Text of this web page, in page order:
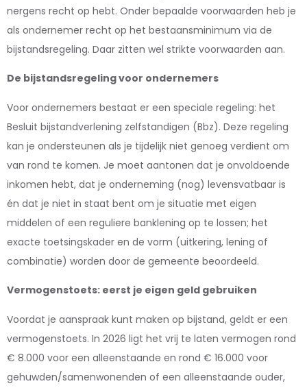
nergens recht op hebt. Onder bepaalde voorwaarden heb je
als ondernemer recht op het bestaansminimum via de
bijstandsregeling. Daar zitten wel strikte voorwaarden aan.
De bijstandsregeling voor ondernemers
Voor ondernemers bestaat er een speciale regeling: het
Besluit bijstandverlening zelfstandigen (Bbz). Deze regeling
kan je ondersteunen als je tijdelijk niet genoeg verdient om
van rond te komen. Je moet aantonen dat je onvoldoende
inkomen hebt, dat je onderneming (nog) levensvatbaar is
én dat je niet in staat bent om je situatie met eigen
middelen of een reguliere banklening op te lossen; het
exacte toetsingskader en de vorm (uitkering, lening of
combinatie) worden door de gemeente beoordeeld.
Vermogenstoets: eerst je eigen geld gebruiken
Voordat je aanspraak kunt maken op bijstand, geldt er een
vermogenstoets. In 2026 ligt het vrij te laten vermogen rond
€ 8.000 voor een alleenstaande en rond € 16.000 voor
gehuwden/samenwonenden of een alleenstaande ouder,